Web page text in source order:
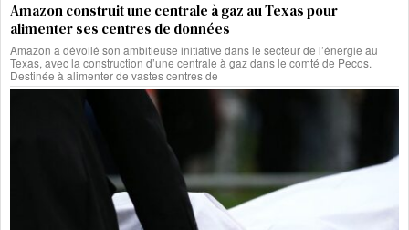
Amazon construit une centrale à gaz au Texas pour
alimenter ses centres de données
Amazon a dévoilé son ambitieuse initiative dans le secteur de l’énergie au
Texas, avec la construction d’une centrale à gaz dans le comté de Pecos.
Destinée à alimenter de vastes centres de